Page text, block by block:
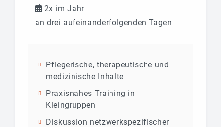
2x im Jahr
an drei aufeinanderfolgenden Tagen
Pflegerische, therapeutische und
medizinische Inhalte
Praxisnahes Training in
Kleingruppen
Diskussion netzwerkspezifischer